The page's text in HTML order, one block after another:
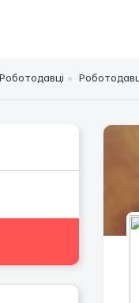
Роботодавці